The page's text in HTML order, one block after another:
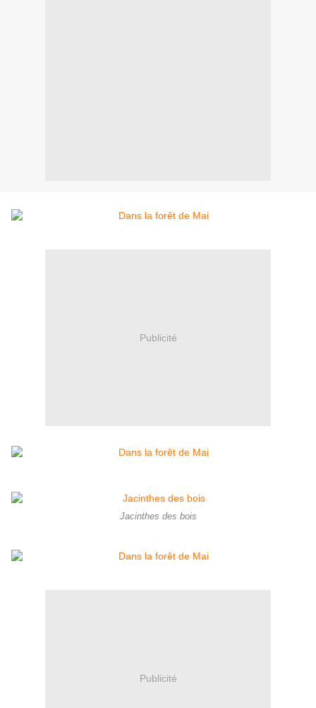
Publicité
Jacinthes des bois
Publicité